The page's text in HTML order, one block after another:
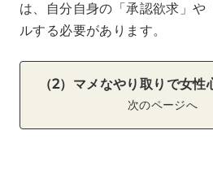
は、自分自身の「承認欲求」や
ルする必要があります。
（2）マメなやり取りで女性
次のページへ